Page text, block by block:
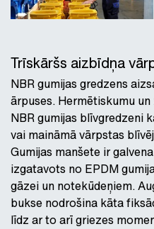
Trīskāršs aizbīdņa
NBR gumijas gredzens
ārpuses. Hermētiskumu
NBR gumijas blīvgredzeni
vai maināmā vārpstas
Gumijas manšete ir
izgatavots no EPDM
gāzei un notekūdeņiem.
bukse nodrošina kāta
līdz ar to arī griezes